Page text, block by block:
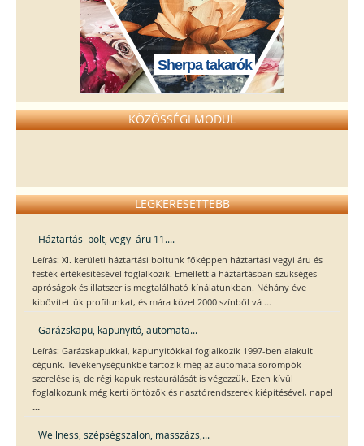
Sherpa takarók
KÖZÖSSÉGI MODUL
LEGKERESETTEBB
Háztartási bolt, vegyi áru 11....
Leírás: XI. kerületi háztartási boltunk főképpen háztartási vegyi áru és
festék értékesítésével foglalkozik. Emellett a háztartásban szükséges
apróságok és illatszer is megtalálható kínálatunkban. Néhány éve
kibővítettük profilunkat, és mára közel 2000 színből vá ...
Garázskapu, kapunyitó, automata...
Leírás: Garázskapukkal, kapunyitókkal foglalkozik 1997-ben alakult
cégünk. Tevékenységünkbe tartozik még az automata sorompók
szerelése is, de régi kapuk restaurálását is végezzük. Ezen kívül
foglalkozunk még kerti öntözők és riasztórendszerek kiépítésével, napel
...
Wellness, szépségszalon, masszázs,...